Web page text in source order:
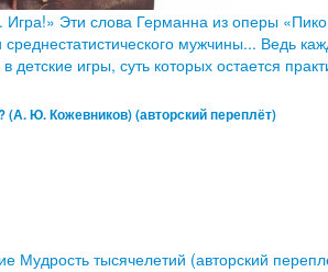
Игра!» Эти слова Германна из оперы
мужчины... Ведь
детские игры, суть которых остается
(А. Ю. Кожевников) (авторский переплёт)
Мудрость тысячелетий (авторский